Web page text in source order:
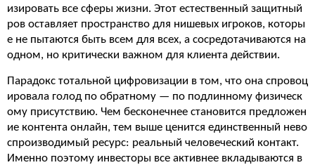
изировать все сферы жизни. Этот естественный защитный
ров оставляет пространство для нишевых игроков, которы
е не пытаются быть всем для всех, а сосредотачиваются на
одном, но критически важном для клиента действии.
Парадокс тотальной цифровизации в том, что она спровоц
ировала голод по обратному — по подлинному физическ
ому присутствию. Чем бесконечнее становится предложен
ие контента онлайн, тем выше ценится единственный нево
спроизводимый ресурс: реальный человеческий контакт.
Именно поэтому инвесторы все активнее вкладываются в